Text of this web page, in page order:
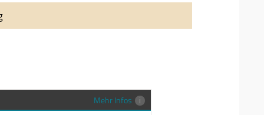
auch richtig in Szene zu setzen,
Trauringe-EFES Tragetasche inkl.
Sendung zu schützen und
Mehr Infos